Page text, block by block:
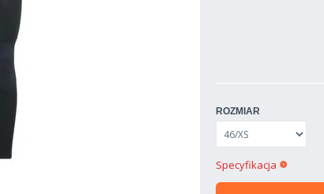
ROZMIAR
Specyfikacja